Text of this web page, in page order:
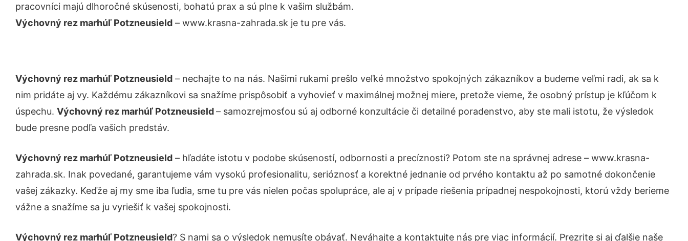
pracovníci majú dlhoročné skúsenosti, bohatú prax a sú plne k vašim službám.
Výchovný rez marhúľ Potzneusield – www.krasna-zahrada.sk je tu pre vás.
Výchovný rez marhúľ Potzneusield – nechajte to na nás. Našimi rukami prešlo veľké množstvo spokojných zákazníkov a budeme veľmi radi, ak sa k
nim pridáte aj vy. Každému zákazníkovi sa snažíme prispôsobiť a vyhovieť v maximálnej možnej miere, pretože vieme, že osobný prístup je kľúčom k
úspechu. Výchovný rez marhúľ Potzneusield– samozrejmosťou sú aj odborné konzultácie či detailné poradenstvo, aby ste mali istotu, že výsledok
bude presne podľa vašich predstáv.
Výchovný rez marhúľ Potzneusield – hľadáte istotu v podobe skúseností, odbornosti a precíznosti? Potom ste na správnej adrese – www.krasna-
zahrada.sk. Inak povedané, garantujeme vám vysokú profesionalitu, serióznosť a korektné jednanie od prvého kontaktu až po samotné dokončenie
vašej zákazky. Keďže aj my sme iba ľudia, sme tu pre vás nielen počas spolupráce, ale aj v prípade riešenia prípadnej nespokojnosti, ktorú vždy berieme
vážne a snažíme sa ju vyriešiť k vašej spokojnosti.
Výchovný rez marhúľ Potzneusield? S nami sa o výsledok nemusíte obávať. Neváhajte a kontaktujte nás pre viac informácií. Prezrite si aj ďalšie naše